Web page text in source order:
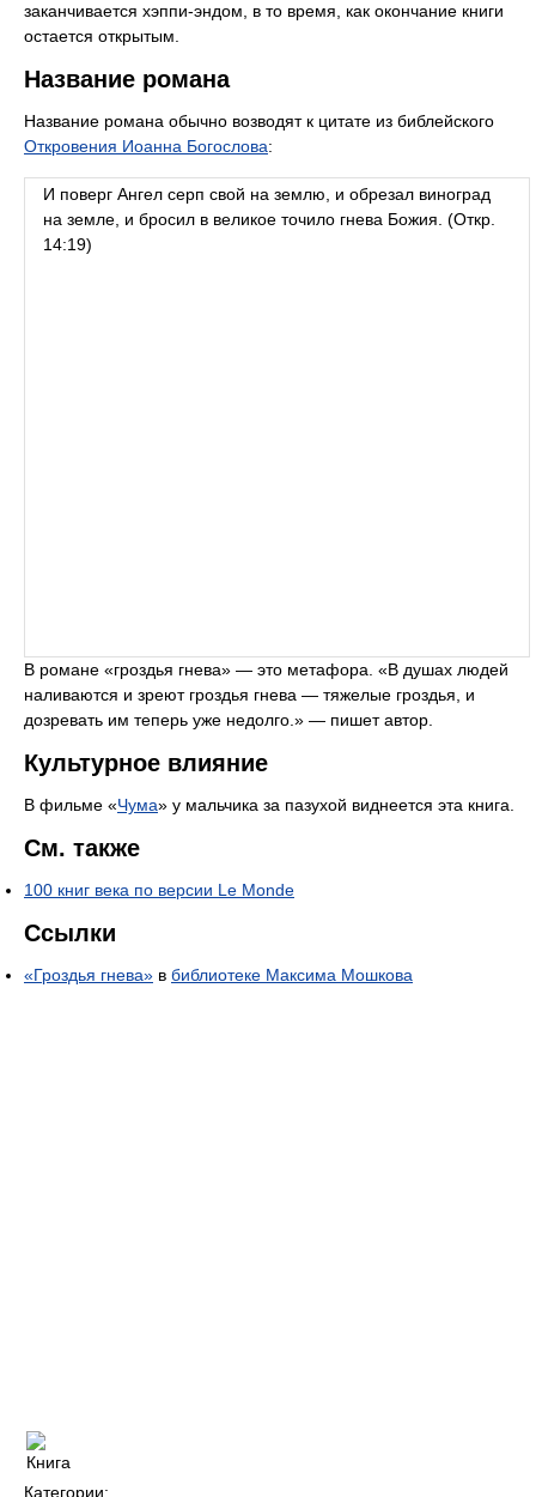
заканчивается хэппи-эндом, в то время, как окончание книги
остается открытым.
Название романа
Название романа обычно возводят к цитате из библейского
Откровения Иоанна Богослова:
И поверг Ангел серп свой на землю, и обрезал виноград
на земле, и бросил в великое точило гнева Божия. (Откр.
14:19)
В романе «гроздья гнева» — это метафора. «В душах людей
наливаются и зреют гроздья гнева — тяжелые гроздья, и
дозревать им теперь уже недолго.» — пишет автор.
Культурное влияние
В фильме «Чума» у мальчика за пазухой виднеется эта книга.
См. также
100 книг века по версии Le Monde
Ссылки
«Гроздья гнева» в библиотеке Максима Мошкова
Категории: